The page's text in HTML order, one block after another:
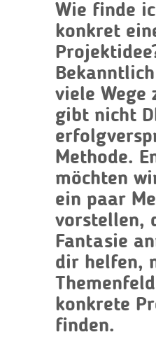
Wie finde
konkret
viele Wege
gibt nicht
Methode.
möchten
ein paar
vorstellen,
Fantasie
dir helfen,
konkrete
finden.